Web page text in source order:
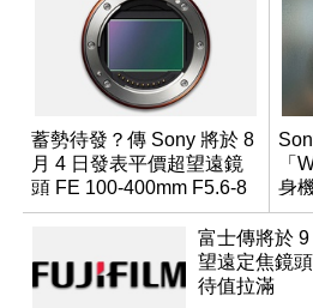
蓄勢待發？傳 Sony 將於 8
月 4 日發表平價超望遠鏡
頭 FE 100-400mm F5.6-8
「
身
成
富士傳將於
望遠定焦鏡
待值拉滿